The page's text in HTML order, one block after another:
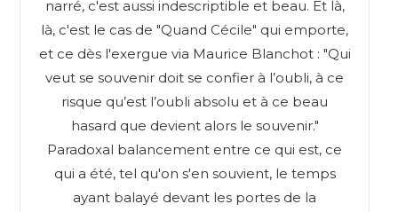
narré, c'est aussi indescriptible et beau. Et là,
là, c'est le cas de "Quand Cécile" qui emporte,
et ce dès l'exergue via Maurice Blanchot : "Qui
veut se souvenir doit se confier à l’oubli, à ce
risque qu’est l’oubli absolu et à ce beau
hasard que devient alors le souvenir."
Paradoxal balancement entre ce qui est, ce
qui a été, tel qu'on s'en souvient, le temps
ayant balayé devant les portes de la